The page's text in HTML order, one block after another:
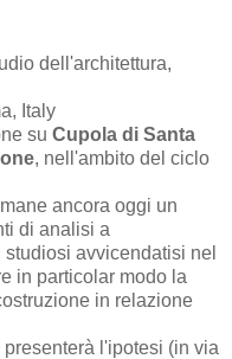
dell'architettura,
Italy
su Cupola di Santa
, nell'ambito del ciclo
ancora oggi un
di analisi a
avvicendatisi nel
in particolar modo la
in relazione
l'ipotesi (in via